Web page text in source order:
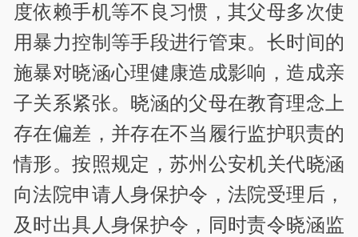
度依赖手机等不良习惯，其父母多次使
用暴力控制等手段进行管束。长时间的
施暴对晓涵心理健康造成影响，造成亲
子关系紧张。晓涵的父母在教育理念上
存在偏差，并存在不当履行监护职责的
情形。按照规定，苏州公安机关代晓涵
向法院申请人身保护令，法院受理后，
及时出具人身保护令，同时责令晓涵监